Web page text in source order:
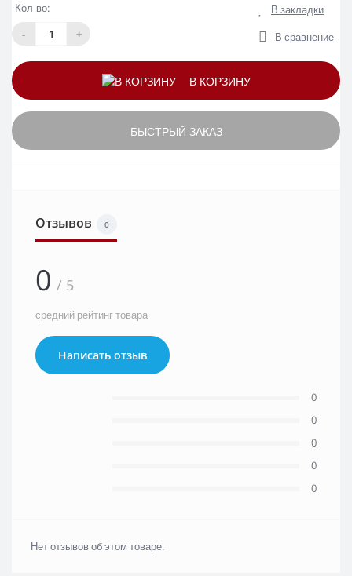
Кол-во:
-
+
В закладки
В сравнение
В КОРЗИНУ
БЫСТРЫЙ ЗАКАЗ
Отзывов 0
0 / 5
средний рейтинг товара
Написать отзыв
0
0
0
0
0
Нет отзывов об этом товаре.